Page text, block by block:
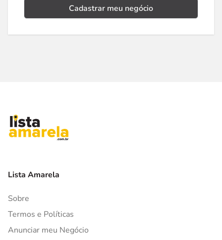
Cadastrar meu negócio
Lista Amarela
Sobre
Termos e Políticas
Anunciar meu Negócio